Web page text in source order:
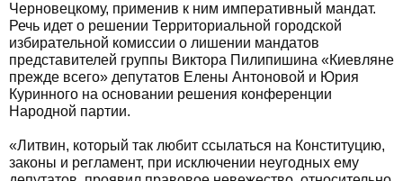
Черновецкому, применив к ним императивный мандат.
Речь идет о решении Территориальной городской
избирательной комиссии о лишении мандатов
представителей группы Виктора Пилипишина «Киевляне
прежде всего» депутатов Елены Антоновой и Юрия
Куринного на основании решения конференции
Народной партии.
«Литвин, который так любит ссылаться на Конституцию,
законы и регламент, при исключении неугодных ему